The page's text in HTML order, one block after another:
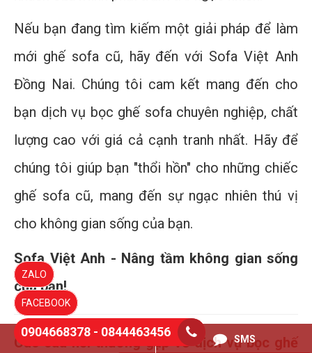
Nếu bạn đang tìm kiếm một giải pháp để làm
mới ghế sofa cũ, hãy đến với Sofa Việt Anh
Đồng Nai. Chúng tôi cam kết mang đến cho
bạn dịch vụ bọc ghế sofa chuyên nghiệp, chất
lượng cao với giá cả cạnh tranh nhất. Hãy để
chúng tôi giúp bạn "thổi hồn" cho những chiếc
ghế sofa cũ, mang đến sự ngạc nhiên thú vị
cho không gian sống của bạn.
Sofa Việt Anh - Nâng tầm không gian sống
của bạn!
Các câu hỏi thường gặp về dịch vụ bọc ghế
0844463456 SMS
ZALO
FACEBOOK
0904668378 - 0844463456